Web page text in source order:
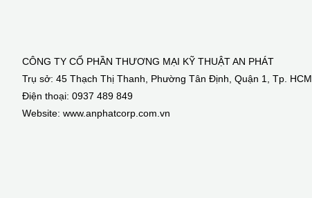
CÔNG TY CỔ PHẦN THƯƠNG MẠI KỸ THUẬT AN PHÁT
Trụ sở: 45 Thạch Thị Thanh, Phường Tân Định, Quận 1, Tp. HCM
Điện thoại: 0937 489 849
Website: www.anphatcorp.com.vn